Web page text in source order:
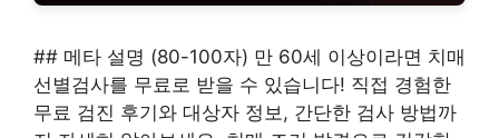
## 메타 설명 (80-100자) 만 60세 이상이라면 치매
선별검사를 무료로 받을 수 있습니다! 직접 경험한
무료 검진 후기와 대상자 정보, 간단한 검사 방법까